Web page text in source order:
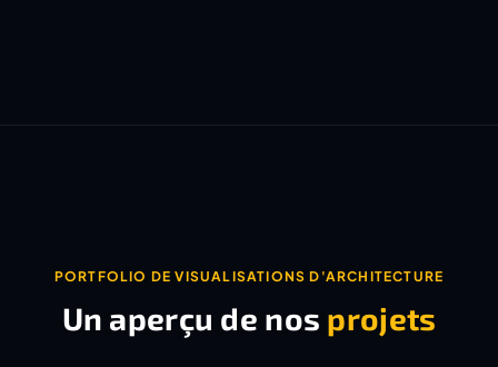
PORTFOLIO DE VISUALISATIONS D'ARCHITECTURE
Un aperçu de nos projets